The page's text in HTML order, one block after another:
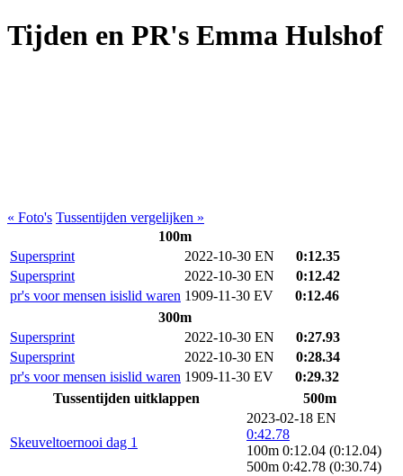
Tijden en PR's Emma Hulshof
« Foto's Tussentijden vergelijken »
100m
Supersprint
2022-10-30 EN 0:12.35
Supersprint
2022-10-30 EN 0:12.42
pr's voor mensen isislid waren 1909-11-30 EV 0:12.46
300m
Supersprint
2022-10-30 EN 0:27.93
Supersprint
2022-10-30 EN 0:28.34
pr's voor mensen isislid waren 1909-11-30 EV 0:29.32
Tussentijden uitklappen
500m
Skeuveltoernooi dag 1
2023-02-18 EN
0:42.78
100m 0:12.04 (0:12.04)
500m 0:42.78 (0:30.74)